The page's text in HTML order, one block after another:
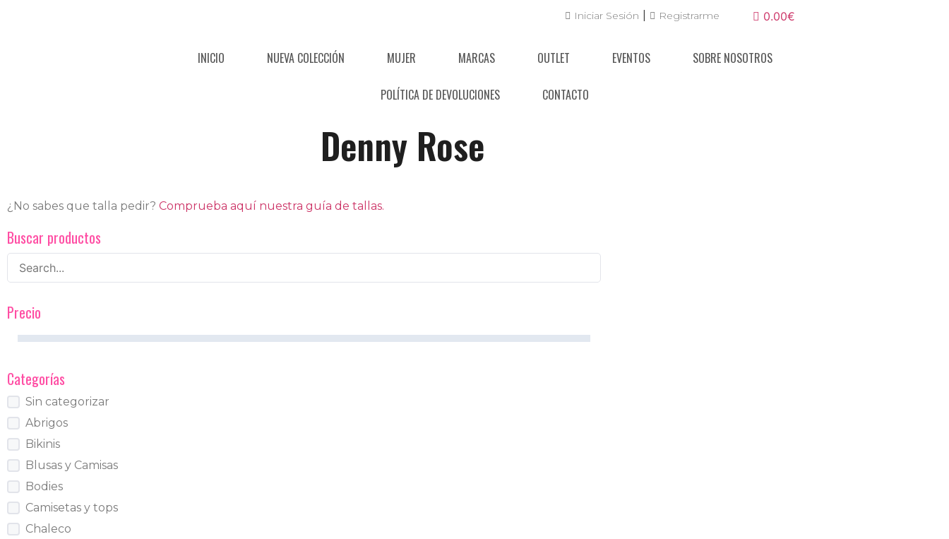
Iniciar Sesión Registrarme 0.00€
INICIO NUEVA COLECCIÓN MUJER MARCAS OUTLET EVENTOS SOBRE NOSOTROS
POLÍTICA DE DEVOLUCIONES CONTACTO
Denny Rose
¿No sabes que talla pedir? Comprueba aquí nuestra guía de tallas.
Buscar productos
Precio
Categorías
Sin categorizar
Abrigos
Bikinis
Blusas y Camisas
Bodies
Camisetas y tops
Chaleco